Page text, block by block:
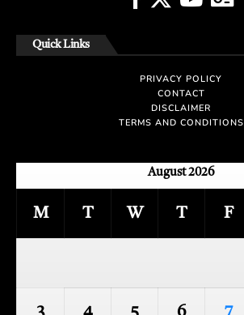
Quick Links
PRIVACY POLICY
CONTACT
DISCLAIMER
TERMS AND CONDITIONS
August 2026
M T W T F